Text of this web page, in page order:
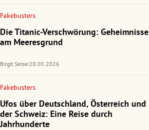
Fakebusters
Die Titanic-Verschwörung: Geheimnisse
am Meeresgrund
Birgit Seiser20.05.2026
Fakebusters
Ufos über Deutschland, Österreich und
der Schweiz: Eine Reise durch
Jahrhunderte